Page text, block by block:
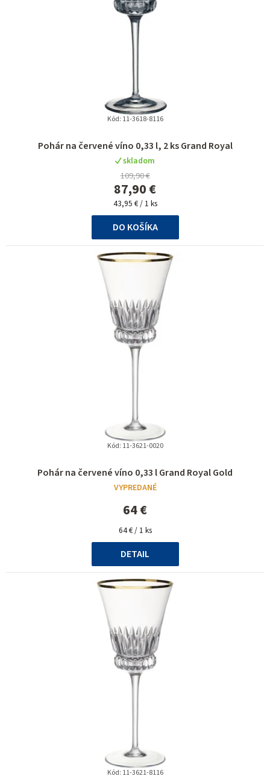
Pohár na červené víno 0,33 l, 2 ks Grand Royal
skladom
87,90 €
109,90 €
Jednotková
cena:
43,95 € / 1 ks
DO KOŠÍKA
Kód: 11-3618-8116
Pohár na červené víno 0,33 l Grand Royal Gold
VYPREDANÉ
64 €
Jednotková
cena:
64 € / 1 ks
DETAIL
Kód: 11-3621-0020
Kód: 11-3621-8116